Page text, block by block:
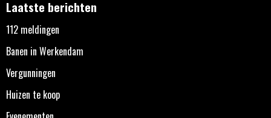
Laatste berichten
112 meldingen
Banen in Werkendam
Vergunningen
Huizen te koop